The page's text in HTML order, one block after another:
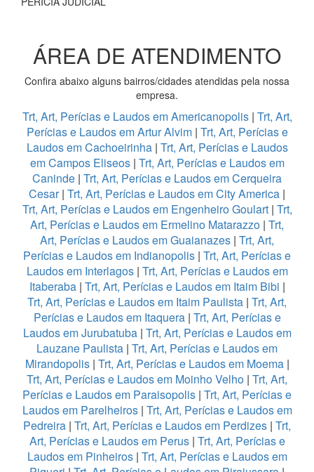
ÁREA DE ATENDIMENTO
Confira abaixo alguns bairros/cidades atendidas pela nossa
empresa.
Trt, Art, Perícias e Laudos em Americanopolis | Trt, Art,
Perícias e Laudos em Artur Alvim | Trt, Art, Perícias e
Laudos em Cachoeirinha| Trt, Art, Perícias e Laudos
em Campos Eliseos | Trt, Art, Perícias e Laudos em
Caninde | Trt, Art, Perícias e Laudos em Cerqueira
Cesar| Trt, Art, Perícias e Laudos em City America |
Trt, Art, Perícias e Laudos em Engenheiro Goulart | Trt,
Art, Perícias e Laudos em Ermelino Matarazzo | Trt,
Art, Perícias e Laudos em Guaianazes | Trt, Art,
Perícias e Laudos em Indianopolis | Trt, Art, Perícias e
Laudos em Interlagos| Trt, Art, Perícias e Laudos em
Itaberaba| Trt, Art, Perícias e Laudos em Itaim Bibi |
Trt, Art, Perícias e Laudos em Itaim Paulista | Trt, Art,
Perícias e Laudos em Itaquera| Trt, Art, Perícias e
Laudos em Jurubatuba| Trt, Art, Perícias e Laudos em
Lauzane Paulista | Trt, Art, Perícias e Laudos em
Mirandopolis| Trt, Art, Perícias e Laudos em Moema|
Trt, Art, Perícias e Laudos em Moinho Velho | Trt, Art,
Perícias e Laudos em Paraisopolis | Trt, Art, Perícias e
Laudos em Parelheiros| Trt, Art, Perícias e Laudos em
Pedreira | Trt, Art, Perícias e Laudos em Perdizes | Trt,
Art, Perícias e Laudos em Perus| Trt, Art, Perícias e
Laudos em Pinheiros| Trt, Art, Perícias e Laudos em